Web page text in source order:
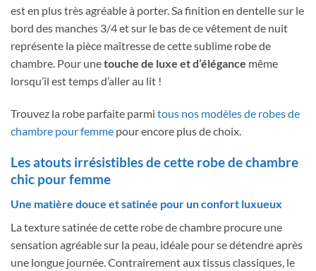
est en plus très agréable à porter. Sa finition en dentelle sur le
bord des manches 3/4 et sur le bas de ce vêtement de nuit
représente la pièce maîtresse de cette sublime robe de
chambre. Pour unetouche de luxe et d’élégance même
lorsqu’il est temps d’aller au lit !
Trouvez la robe parfaite parmi tous nos modèles de robes de
chambre pour femme pour encore plus de choix.
Les atouts irrésistibles de cette robe de chambre
chic pour femme
Une matière douce et satinée pour un confort luxueux
La texture satinée de cette robe de chambre procure une
sensation agréable sur la peau, idéale pour se détendre après
une longue journée. Contrairement aux tissus classiques, le